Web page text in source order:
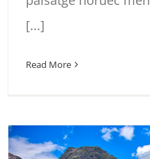
[...]
Read More